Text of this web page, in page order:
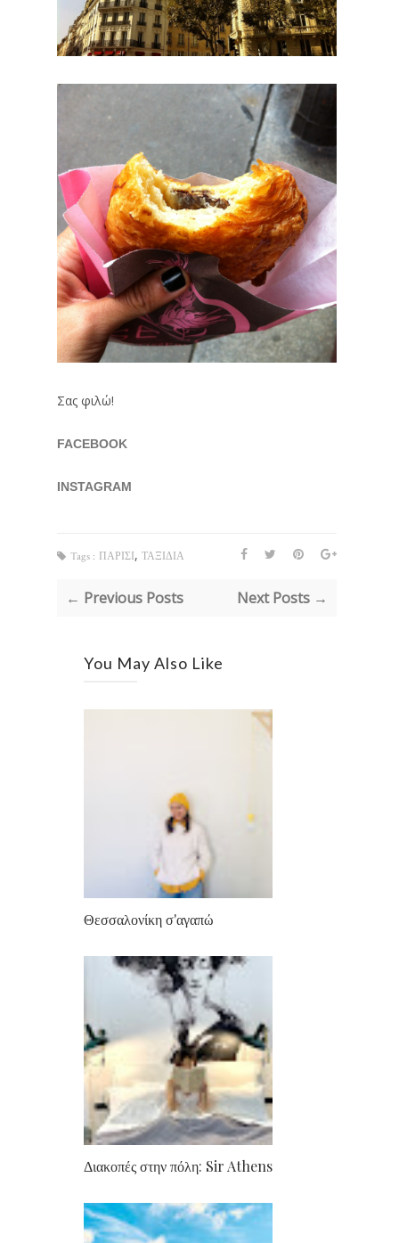
Σας φιλώ!
FACEBOOK
INSTAGRAM
Tags : ΠΑΡΙΣΙ, ΤΑΞΙΔΙΑ
← Previous Posts Next Posts →
You May Also Like
Θεσσαλονίκη σ'αγαπώ
Διακοπές στην πόλη: Sir Athens